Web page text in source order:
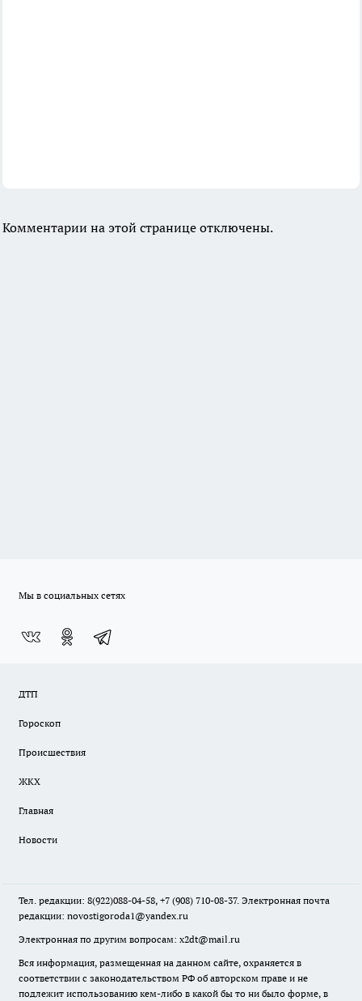
Комментарии на этой странице отключены.
Мы в социальных сетях
ДТП
Гороскоп
Происшествия
ЖКХ
Главная
Новости
Тел. редакции: 8(922)088-04-58, +7 (908) 710-08-37. Электронная почта
редакции: novostigoroda1@yandex.ru
Электронная по другим вопросам: x2dt@mail.ru
Вся информация, размещенная на данном сайте, охраняется в
соответствии с законодательством РФ об авторском праве и не
подлежит использованию кем-либо в какой бы то ни было форме, в